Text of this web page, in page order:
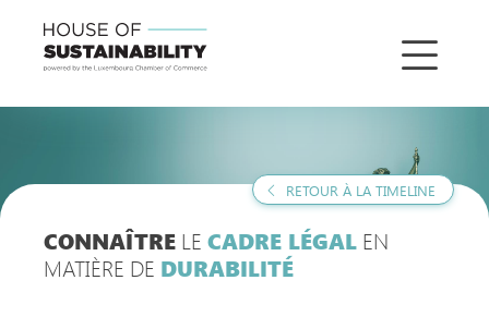
CONNAÎTRE LE CADRE LÉGAL EN
MATIÈRE DE DURABILITÉ
RETOUR À LA TIMELINE